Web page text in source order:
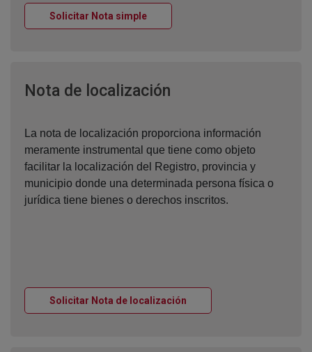
Solicitar Nota simpleVentana nueva
Nota de localización
La nota de localización proporciona información
meramente instrumental que tiene como objeto
facilitar la localización del Registro, provincia y
municipio donde una determinada persona física o
jurídica tiene bienes o derechos inscritos.
Solicitar Nota de localización